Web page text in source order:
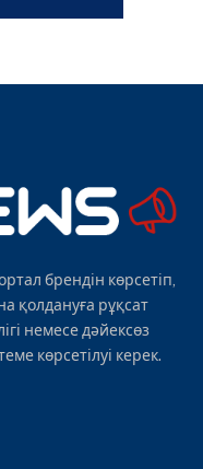
брендін көрсетіп,
қолдануға рұқсат
немесе дәйексөз
көрсетілуі керек.